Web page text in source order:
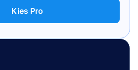
Kies Pro